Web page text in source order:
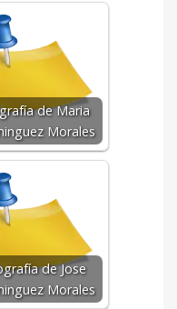
de Maria
Morales
de Jose
Morales